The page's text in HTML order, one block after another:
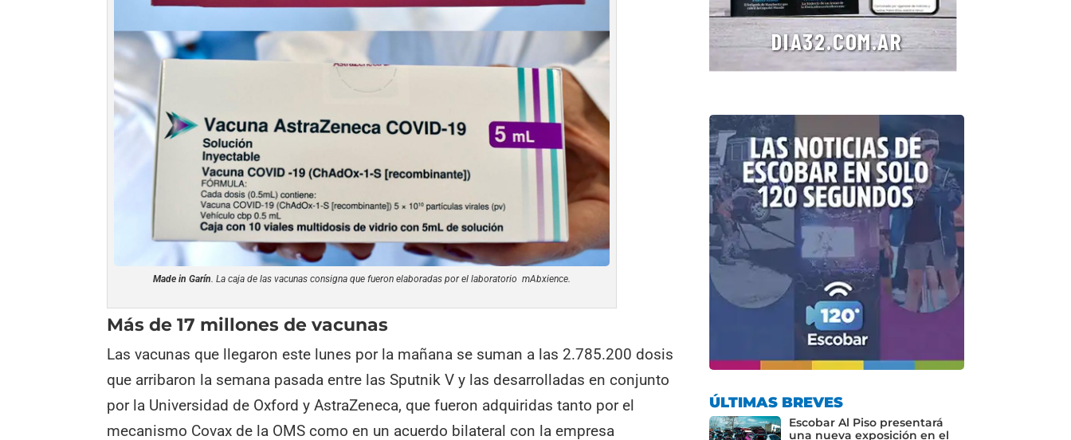
Made in Garín . La caja de las vacunas consigna que fueron elaboradas por el laboratorio mAbxience.
Más de 17 millones de vacunas
Las vacunas que llegaron este lunes por la mañana se suman a las 2.785.200 dosis
que arribaron la semana pasada entre las Sputnik V y las desarrolladas en conjunto
por la Universidad de Oxford y AstraZeneca, que fueron adquiridas tanto por el
mecanismo Covax de la OMS como en un acuerdo bilateral con la empresa
ÚLTIMAS BREVES
Escobar Al Piso presentará
una nueva exposición en el